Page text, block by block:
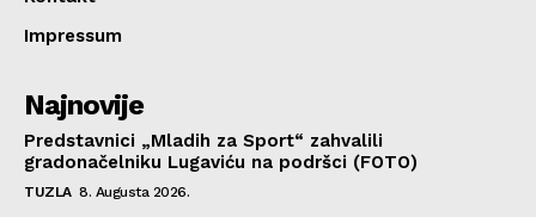
Impressum
Najnovije
Predstavnici „Mladih za Sport“ zahvalili
gradonačelniku Lugaviću na podršci (FOTO)
TUZLA 8. Augusta 2026.